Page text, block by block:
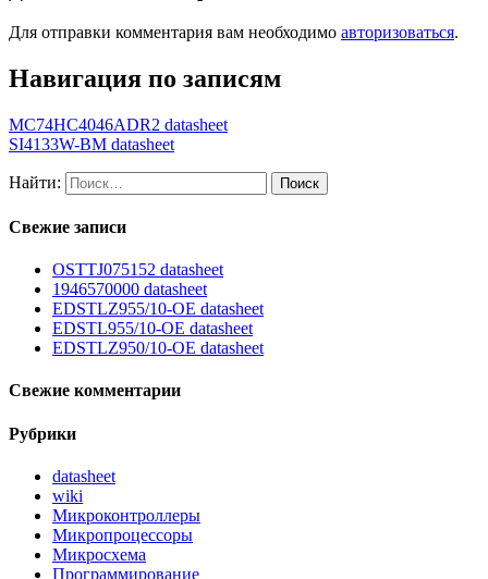
Для отправки комментария вам необходимо авторизоваться.
Навигация по записям
MC74HC4046ADR2 datasheet
SI4133W-BM datasheet
Найти:
Свежие записи
OSTTJ075152 datasheet
1946570000 datasheet
EDSTLZ955/10-OE datasheet
EDSTL955/10-OE datasheet
EDSTLZ950/10-OE datasheet
Свежие комментарии
Рубрики
datasheet
wiki
Микроконтроллеры
Микропроцессоры
Микросхема
Программирование